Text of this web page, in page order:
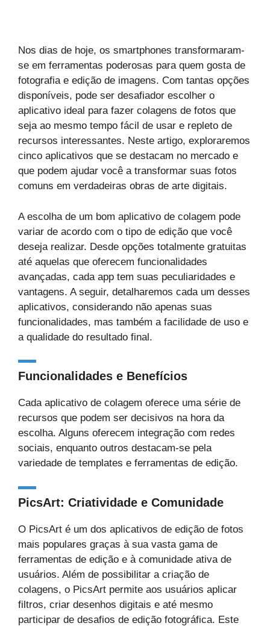
Nos dias de hoje, os smartphones transformaram-
se em ferramentas poderosas para quem gosta de
fotografia e edição de imagens. Com tantas opções
disponíveis, pode ser desafiador escolher o
aplicativo ideal para fazer colagens de fotos que
seja ao mesmo tempo fácil de usar e repleto de
recursos interessantes. Neste artigo, exploraremos
cinco aplicativos que se destacam no mercado e
que podem ajudar você a transformar suas fotos
comuns em verdadeiras obras de arte digitais.
A escolha de um bom aplicativo de colagem pode
variar de acordo com o tipo de edição que você
deseja realizar. Desde opções totalmente gratuitas
até aquelas que oferecem funcionalidades
avançadas, cada app tem suas peculiaridades e
vantagens. A seguir, detalharemos cada um desses
aplicativos, considerando não apenas suas
funcionalidades, mas também a facilidade de uso e
a qualidade do resultado final.
Funcionalidades e Benefícios
Cada aplicativo de colagem oferece uma série de
recursos que podem ser decisivos na hora da
escolha. Alguns oferecem integração com redes
sociais, enquanto outros destacam-se pela
variedade de templates e ferramentas de edição.
PicsArt: Criatividade e Comunidade
O PicsArt é um dos aplicativos de edição de fotos
mais populares graças à sua vasta gama de
ferramentas de edição e à comunidade ativa de
usuários. Além de possibilitar a criação de
colagens, o PicsArt permite aos usuários aplicar
filtros, criar desenhos digitais e até mesmo
participar de desafios de edição fotográfica. Este